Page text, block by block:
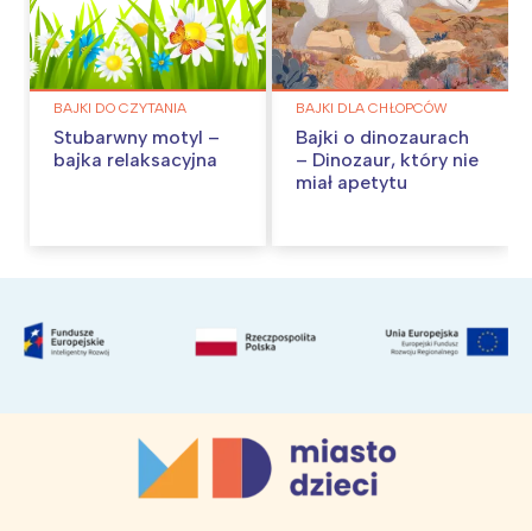
BAJKI DO CZYTANIA
Stubarwny motyl –
bajka relaksacyjna
BAJKI DLA CHŁOPCÓW
Bajki o dinozaurach
– Dinozaur, który nie
miał apetytu